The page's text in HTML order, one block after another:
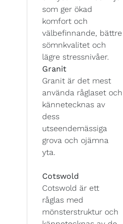
som ger ökad
komfort och
välbefinnande, bättre
sömnkvalitet och
lägre stressnivåer.
Granit
Granit är det mest
använda råglaset och
kännetecknas av
dess
utseendemässiga
grova och ojämna
yta.
Cotswold
Cotswold är ett
råglas med
mönsterstruktur och